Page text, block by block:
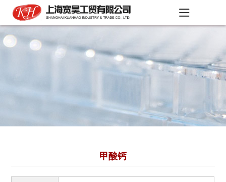
甲酸钙